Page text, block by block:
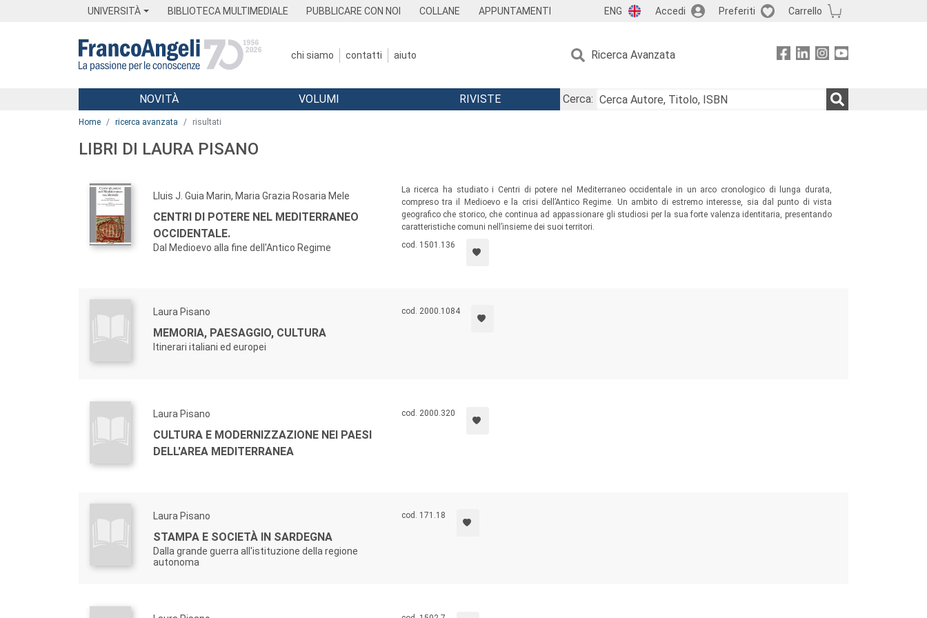
UNIVERSITÀ BIBLIOTECA MULTIMEDIALE PUBBLICARE CON NOI COLLANE APPUNTAMENTI ENG Accedi Preferiti Carrello
chi siamo contatti aiuto Ricerca Avanzata
Menu
NOVITÀ VOLUMI RIVISTE
Cerca:
Home ricerca avanzata risultati
LIBRI DI LAURA PISANO
Lluis J. Guia Marin, Maria Grazia Rosaria Mele
CENTRI DI POTERE NEL MEDITERRANEO
OCCIDENTALE.
Dal Medioevo alla fine dell'Antico Regime
La ricerca ha studiato i Centri di potere nel Mediterraneo occidentale in un arco cronologico di lunga durata,
compreso tra il Medioevo e la crisi dell’Antico Regime. Un ambito di estremo interesse, sia dal punto di vista
geografico che storico, che continua ad appassionare gli studiosi per la sua forte valenza identitaria, presentando
caratteristiche comuni nell’insieme dei suoi territori.
cod. 1501.136
Laura Pisano
MEMORIA, PAESAGGIO, CULTURA
Itinerari italiani ed europei
cod. 2000.1084
Laura Pisano
CULTURA E MODERNIZZAZIONE NEI PAESI
DELL'AREA MEDITERRANEA
cod. 2000.320
Laura Pisano
STAMPA E SOCIETÀ IN SARDEGNA
Dalla grande guerra all'istituzione della regione
autonoma
cod. 171.18